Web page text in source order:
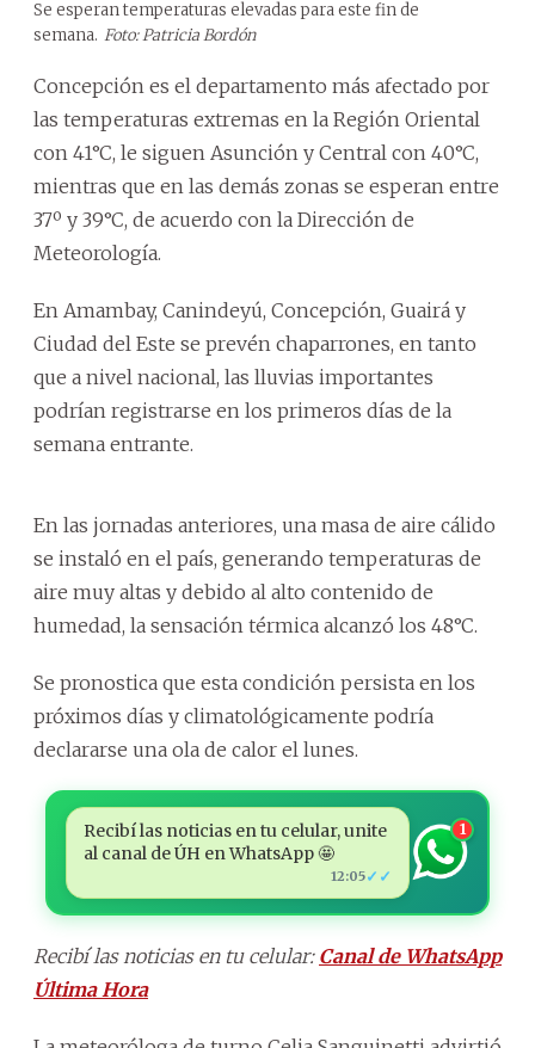
Se esperan temperaturas elevadas para este fin de
semana. Foto: Patricia Bordón
Concepción es el departamento más afectado por
las temperaturas extremas en la Región Oriental
con 41°C, le siguen Asunción y Central con 40°C,
mientras que en las demás zonas se esperan entre
37º y 39°C, de acuerdo con la Dirección de
Meteorología.
En Amambay, Canindeyú, Concepción, Guairá y
Ciudad del Este se prevén chaparrones, en tanto
que a nivel nacional, las lluvias importantes
podrían registrarse en los primeros días de la
semana entrante.
En las jornadas anteriores, una masa de aire cálido
se instaló en el país, generando temperaturas de
aire muy altas y debido al alto contenido de
humedad, la sensación térmica alcanzó los 48°C.
Se pronostica que esta condición persista en los
próximos días y climatológicamente podría
declararse una ola de calor el lunes.
Recibí las noticias en tu celular, unite
al canal de ÚH en WhatsApp 🤩
12:05✓✓
1
Recibí las noticias en tu celular: Canal de WhatsApp
Última Hora